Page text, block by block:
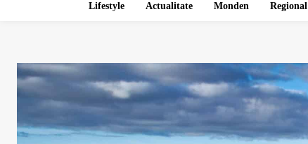
Lifestyle Actualitate Monden Regional